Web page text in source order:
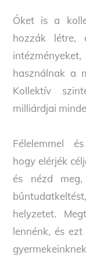
Őket is a
hozzák létre,
használnak a
Kollektív
milliárdjai
Félelemmel
hogy elérjék
és nézd
helyzetet.
lennénk, és